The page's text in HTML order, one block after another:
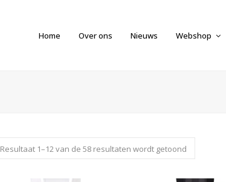
Home Over ons Nieuws Webshop
Resultaat 1–12 van de 58 resultaten wordt getoond